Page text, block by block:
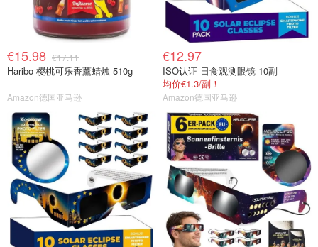
€15.98 €17.11
Haribo 樱桃可乐香薰蜡烛 510g
Amazon德国亚马逊
€12.97
ISO认证 日食观测眼镜 10副
均价€1.3/副！
Amazon德国亚马逊